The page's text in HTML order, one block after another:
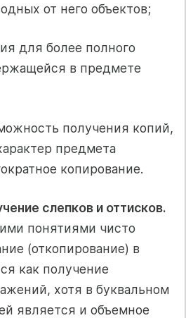
от него объектов;
для более полного
в предмете
получения копий,
предмета
копирование.
слепков и оттисков.
понятиями чисто
(откопирование) в
как получение
хотя в буквальном
является и объемное